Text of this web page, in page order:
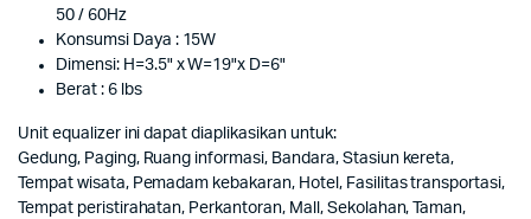
50 / 60Hz
Konsumsi Daya : 15W
Dimensi: H=3.5" x W=19"x D=6"
Berat : 6 lbs
Unit equalizer ini dapat diaplikasikan untuk:
Gedung, Paging, Ruang informasi, Bandara, Stasiun kereta,
Tempat wisata, Pemadam kebakaran, Hotel, Fasilitas transportasi,
Tempat peristirahatan, Perkantoran, Mall, Sekolahan, Taman,